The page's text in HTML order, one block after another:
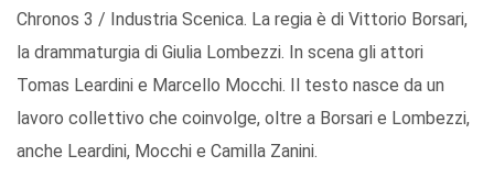
Chronos 3 / Industria Scenica. La regia è di Vittorio Borsari,
la drammaturgia di Giulia Lombezzi. In scena gli attori
Tomas Leardini e Marcello Mocchi. Il testo nasce da un
lavoro collettivo che coinvolge, oltre a Borsari e Lombezzi,
anche Leardini, Mocchi e Camilla Zanini.